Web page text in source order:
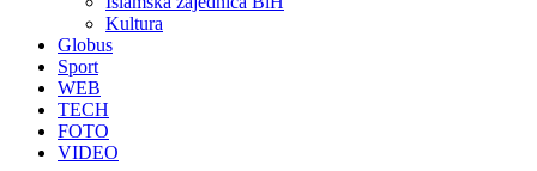
Kultura
Globus
Sport
WEB
TECH
FOTO
VIDEO